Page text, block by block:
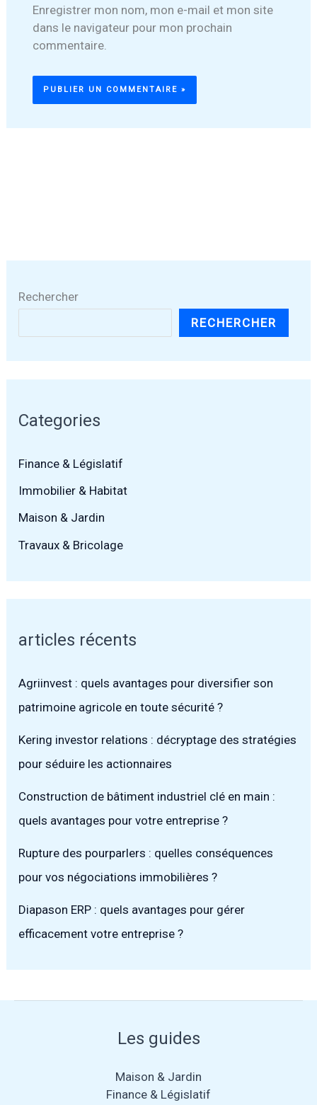
Enregistrer mon nom, mon e-mail et mon site
dans le navigateur pour mon prochain
commentaire.
Rechercher
RECHERCHER
Categories
Finance & Législatif
Immobilier & Habitat
Maison & Jardin
Travaux & Bricolage
articles récents
Agriinvest : quels avantages pour diversifier son
patrimoine agricole en toute sécurité ?
Kering investor relations : décryptage des stratégies
pour séduire les actionnaires
Construction de bâtiment industriel clé en main :
quels avantages pour votre entreprise ?
Rupture des pourparlers : quelles conséquences
pour vos négociations immobilières ?
Diapason ERP : quels avantages pour gérer
efficacement votre entreprise ?
Les guides
Maison & Jardin
Finance & Législatif